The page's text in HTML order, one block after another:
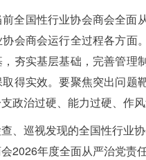
全国性行业协会商会全
会商会运行全过程各方
夯实基层基础，完善管
得实效。要聚焦突出问
政治过硬、能力过硬、作
、巡视发现的全国性行业
2026年度全面从严治党责